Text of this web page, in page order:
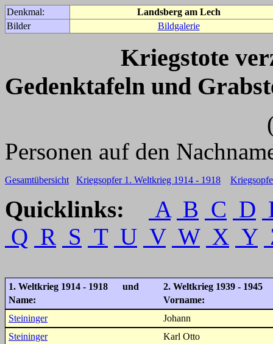
Denkmal:
Landsberg am Lech
Bilder
Bildgalerie
Kriegstote
Gedenktafeln und
(Für weitere
Personen auf den
Gesamtübersicht Kriegsopfer 1. Weltkrieg 1914 - 1918
Quicklinks: A B C D
Q R S T U V W X Y
1. Weltkrieg 1914 - 1918 und
2. Weltkrieg 1939 - 1945
Name:
Vorname:
Steininger
Johann
Steininger
Karl Otto